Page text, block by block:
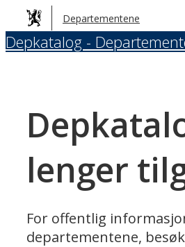
Hopp
til
hovedinnhold
Departementene
Depkatalog -
lenger
For offentlig
departementene, besøk